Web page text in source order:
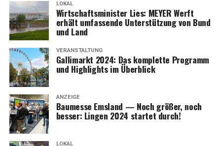
365 Tage im Jahr prä­sent: Ihr Part­ner
LOKAL
Wirt­schafts­mi­nis­ter Lies: MEYER Werft
erhält umfas­sen­de Unter­stüt­zung von Bund
und Land
VERANSTALTUNG
Gal­li­markt 2024: Das kom­plet­te Pro­gramm
und High­lights im Überblick
ANZEIGE
Bau­mes­se Ems­land — Noch grö­ßer, noch
bes­ser: Lin­gen 2024 star­tet durch!
LOKAL